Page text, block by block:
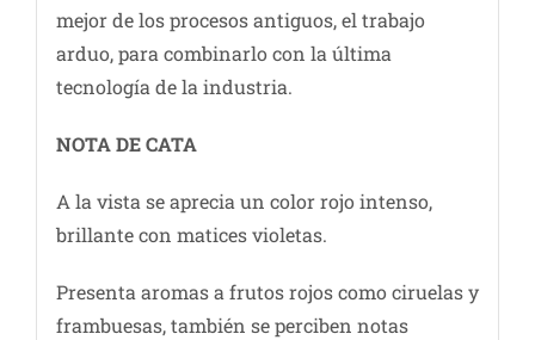
mejor de los procesos antiguos, el trabajo
arduo, para combinarlo con la última
tecnología de la industria.
NOTA DE CATA
A la vista se aprecia un color rojo intenso,
brillante con matices violetas.
Presenta aromas a frutos rojos como ciruelas y
frambuesas, también se perciben notas